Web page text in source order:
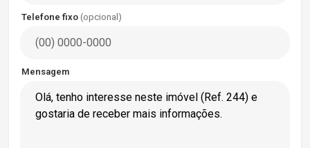
Telefone fixo (opcional)
Mensagem